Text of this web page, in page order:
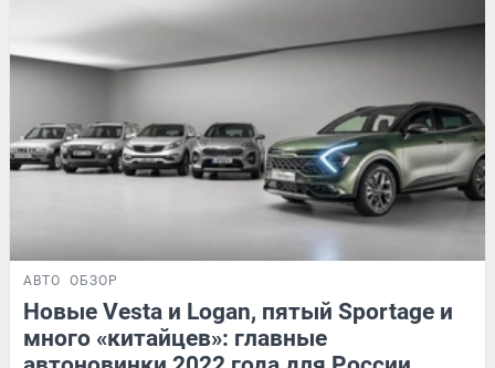
АВТО ОБЗОР
Новые Vesta и Logan, пятый Sportage и
много «китайцев»: главные